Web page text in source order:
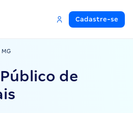
Cadastre-se
MG
de